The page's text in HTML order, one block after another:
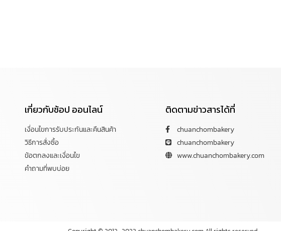
เกี่ยวกับช้อป ออนไลน์
เงื่อนไขการรับประกันและคืนสินค้า
วิธีการสั่งซื้อ
ข้อตกลงและเงื่อนไข
คำถามที่พบบ่อย
ติดตามข่าวสารได้ที่
chuanchombakery
chuanchombakery
www.chuanchombakery.com